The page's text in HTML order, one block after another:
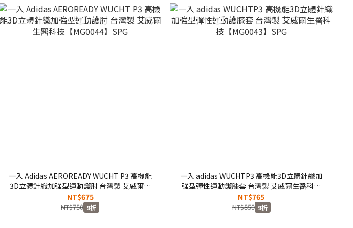
一入 Adidas AEROREADY WUCHT P3 高機能
3D立體針織加強型運動護肘 台灣製 艾威爾生
醫科技【MG0044】SPG
NT$675
NT$750 9折
一入 adidas WUCHTP3 高機能3D立體針織加
強型彈性運動護膝套 台灣製 艾威爾生醫科技
【MG0043】SPG
NT$765
NT$850 9折